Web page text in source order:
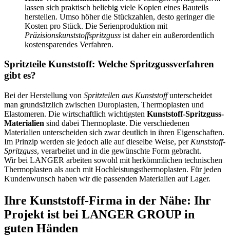
lassen sich praktisch beliebig viele Kopien eines Bauteils
herstellen. Umso höher die Stückzahlen, desto geringer die
Kosten pro Stück. Die Serienproduktion mit
Präzisionskunststoffspritzguss ist daher ein außerordentlich
kostensparendes Verfahren.
Spritzteile Kunststoff: Welche Spritzgussverfahren
gibt es?
Bei der Herstellung von Spritzteilen aus Kunststoffunterscheidet
man grundsätzlich zwischen Duroplasten, Thermoplasten und
Elastomeren. Die wirtschaftlich wichtigsten Kunststoff-Spritzguss-
Materialien sind dabei Thermoplaste. Die verschiedenen
Materialien unterscheiden sich zwar deutlich in ihren Eigenschaften.
Im Prinzip werden sie jedoch alle auf dieselbe Weise, per Kunststoff-
Spritzguss, verarbeitet und in die gewünschte Form gebracht.
Wir bei LANGER arbeiten sowohl mit herkömmlichen technischen
Thermoplasten als auch mit Hochleistungsthermoplasten. Für jeden
Kundenwunsch haben wir die passenden Materialien auf Lager.
Ihre Kunststoff-Firma in der Nähe: Ihr
Projekt ist bei LANGER GROUP in
guten Händen